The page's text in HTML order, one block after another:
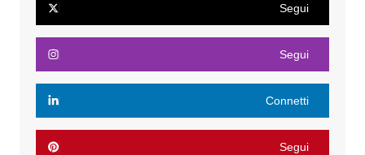
Segui
Segui
Connetti
Segui